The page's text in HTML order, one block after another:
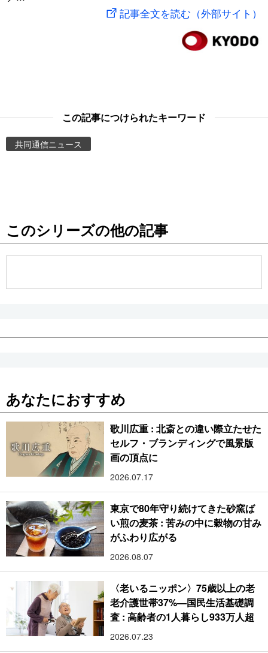
People
記事全文を読む（外部サイト）
この記事につけられたキーワード
共同通信ニュース
このシリーズの他の記事
あなたにおすすめ
歌川広重 : 北斎との違い際立たせた
セルフ・ブランディングで風景版
画の頂点に
2026.07.17
東京で80年守り続けてきた砂窯ば
い煎の麦茶 : 苦みの中に穀物の甘み
がふわり広がる
2026.08.07
〈老いるニッポン〉75歳以上の老
老介護世帯37%―国民生活基礎調
査 : 高齢者の1人暮らし933万人超
2026.07.23